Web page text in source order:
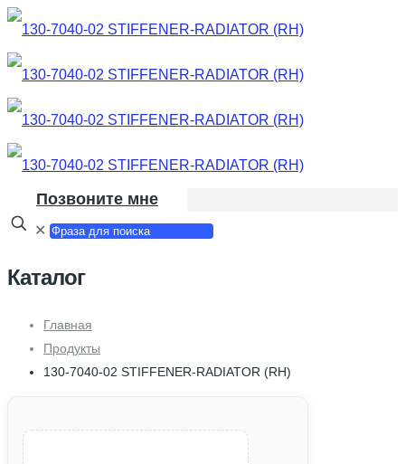
Позвоните мне
✕
Каталог
Главная
Продукты
130-7040-02 STIFFENER-RADIATOR (RH)